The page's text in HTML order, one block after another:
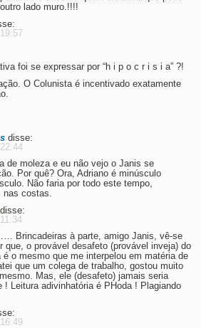
lado muro.!!!!
foi se expressar por “h i p o c r i s i a” ?!
O Colunista é incentivado exatamente
disse:
de moleza e eu não vejo o Janis se
Por quê? Ora, Adriano é minúsculo
Não faria por todo este tempo,
nas costas.
disse:
Brincadeiras à parte, amigo Janis, vê-se
que, o provável desafeto (provável inveja) do
o mesmo que me interpelou em matéria de
que um colega de trabalho, gostou muito
Mas, ele (desafeto) jamais seria
Leitura adivinhatória é PHoda ! Plagiando